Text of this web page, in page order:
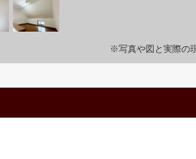
※写真や図と実際の